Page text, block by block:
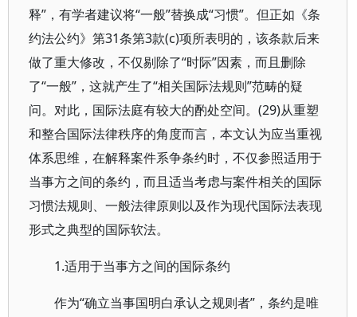
释”，有学者建议将“一般”替换成“习惯”。但正如《条
约法公约》第31条第3款(c)项所表明的，该条款后来
做了重大修改，不仅剔除了“时际”因素，而且删除
了“一般”，这就产生了“相关国际法规则”范畴的疑
问。对此，国际法庭有较大的酌处空间。(29)从重塑
和整合国际法律秩序的角度而言，本文认为应当重视
体系思维，在解释案件系争条约时，不仅参照适用于
当事方之间的条约，而且适当考虑与案件相关的国际
习惯法规则、一般法律原则以及作为现代国际法表现
形式之典型的国际软法。
1.适用于当事方之间的国际条约
作为“确立当事国明白承认之规则者”，条约是唯